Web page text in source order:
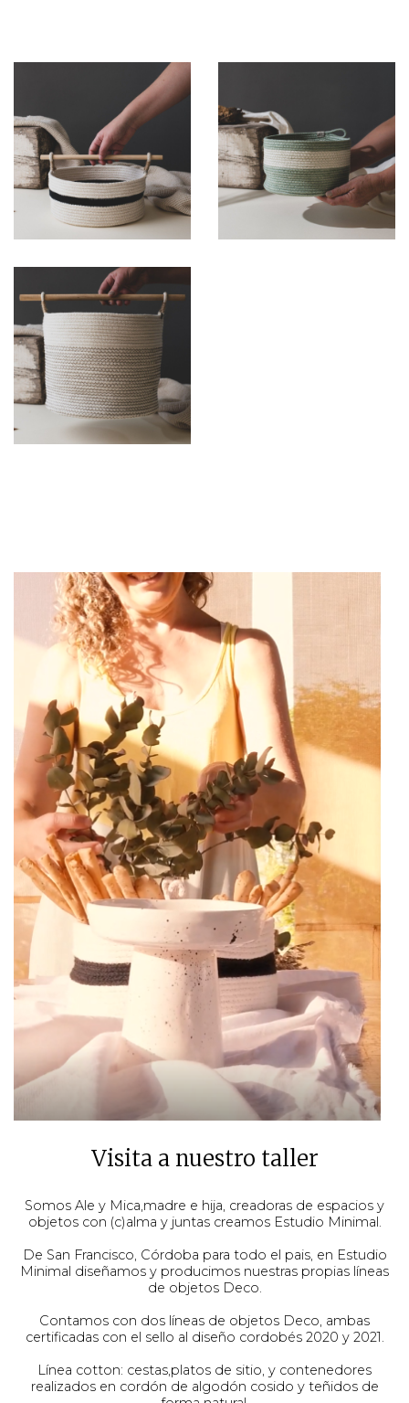
Visita a nuestro taller
Somos Ale y Mica,madre e hija, creadoras de espacios y
objetos con (c)alma y juntas creamos Estudio Minimal.
De San Francisco, Córdoba para todo el pais, en Estudio
Minimal diseñamos y producimos nuestras propias líneas
de objetos Deco.
Contamos con dos líneas de objetos Deco, ambas
certificadas con el sello al diseño cordobés 2020 y 2021.
Línea cotton: cestas,platos de sitio, y contenedores
realizados en cordón de algodón cosido y teñidos de